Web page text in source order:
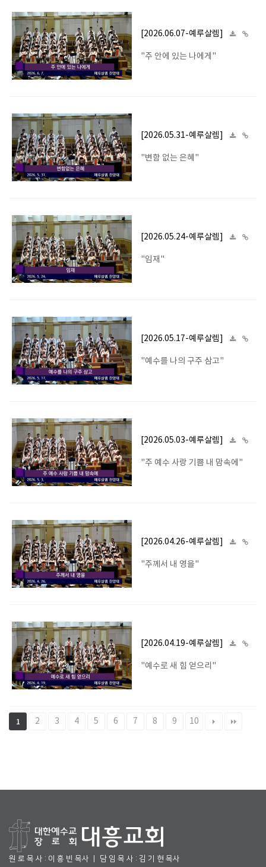
[2026.06.07-예루살렘]
"주 안에 있는 나에게"
[2026.05.31-예루살렘]
"변함 없는 은혜"
[2026.05.24-예루살렘]
"임재"
[2026.05.17-예루살렘]
"예수를 나의 구주 삼고"
[2026.05.03-예루살렘]
"주 예수 사랑 기쁨 내 맘속에"
[2026.04.26-예루살렘]
"주께서 내 영을"
[2026.04.19-예루살렘]
"예수로 새 힘 얻으리"
1 2 3 4 5 6 7 8 9 10
원 로 목 사 : 이 흥 빈 목사 ㅣ 담 임 목 사 : 김 기 현 목사